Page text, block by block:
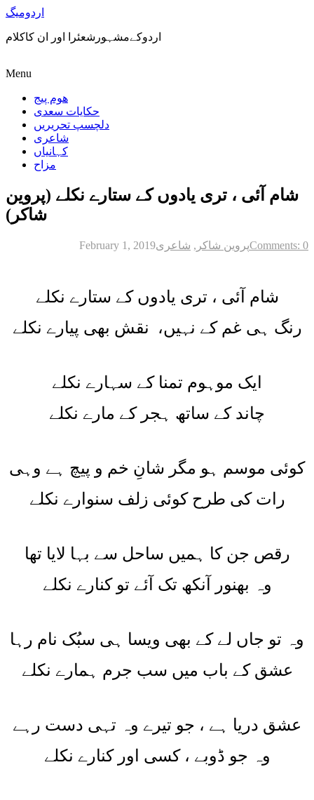
اردومیگ
اردوکےمشہورشعئرا اور ان کاکلام
Menu
ھوم پیج
حکایات سعدی
دلچسپ تحریریں
شاعری
کہانیاں
مزاح
شام آئی ، تری یادوں کے ستارے نکلے (پروین
شاکر)
February 1, 2019 پروین شاکر , شاعری Comments: 0
شام آئی ، تری یادوں کے ستارے نکلے
رنگ ہی غم کے نہیں، نقش بھی پیارے نکلے
ایک موہوم تمنا کے سہارے نکلے
چاند کے ساتھ ہجر کے مارے نکلے
کوئی موسم ہو مگر شانِ خم و پیچ ہے وہی
رات کی طرح کوئی زلف سنوارے نکلے
رقص جن کا ہمیں ساحل سے بہا لایا تھا
وہ بھنور آنکھ تک آئے تو کنارے نکلے
وہ تو جاں لے کے بھی ویسا ہی سبُک نام رہا
عشق کے باب میں سب جرم ہمارے نکلے
عشق دریا ہے ، جو تیرے وہ تہی دست رہے
وہ جو ڈوبے ، کسی اور کنارے نکلے